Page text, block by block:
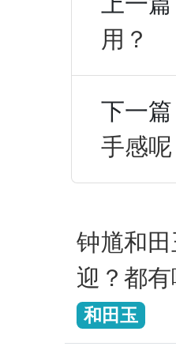
用？
下一篇
手感呢
钟馗和
迎？都
和田玉